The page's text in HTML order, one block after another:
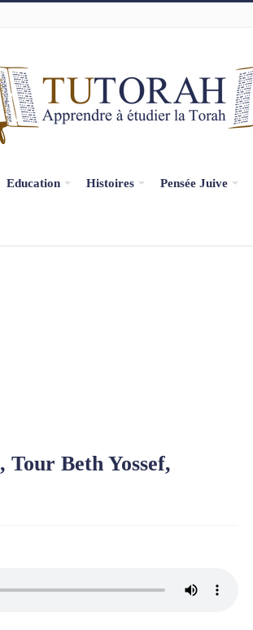
Education Histoires Pensée Juive
Beth Yossef,